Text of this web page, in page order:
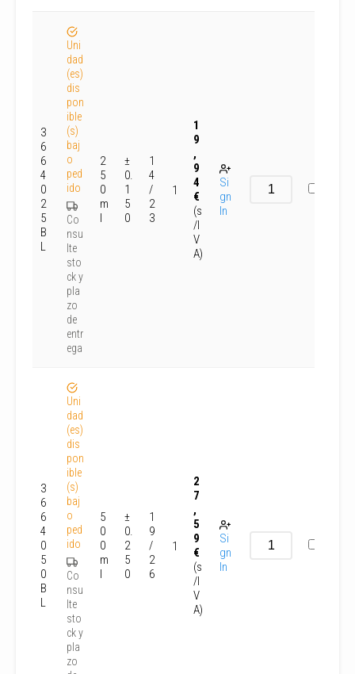
3
6
6
4
0
2
5
B
L
Uni
dad
(es)
dis
pon
ible
(s)
baj
o
ped
ido
Co
nsu
lte
sto
ck y
pla
zo
de
entr
ega
2
5
0
m
l
±
0.
1
5
0
1
4
/
2
3
1
1
9
,
9
4
€
(s
/I
V
A)
Si
gn
In
3
6
6
4
0
5
0
B
L
Uni
dad
(es)
dis
pon
ible
(s)
baj
o
ped
ido
Co
nsu
lte
sto
ck y
pla
zo
5
0
0
m
l
±
0.
2
5
0
1
9
/
2
6
1
2
7
,
5
9
€
(s
/I
V
A)
Si
gn
In